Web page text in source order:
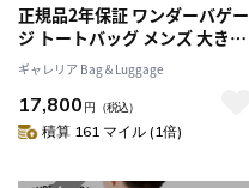
正規品2年保証 ワンダーバゲー
ジ トートバッグ メンズ 大きめ
A4 ビジネスバッグ WONDER
BAGGAGE 軽量 大容量 カジュ
アル ナイロン 本革 レザー 横 通
勤 日本製 GOODMANS LIGHT
ギャレリア Bag＆Luggage
17,800 円 （税込）
積算 161 マイル (1倍)